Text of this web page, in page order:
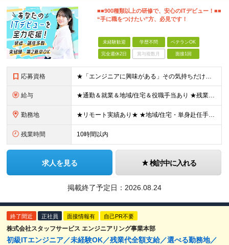
■■900種類以上の研修で、安心のITデビュー！■■
“手に職をつけたい”方、必見です！
未経験歓迎 学歴不問 ベテランOK
完全週休2日 賞与複数月 面接1回
応募資格 ★「エンジニアに興味がある」その気持ちだけでOK！ ■学歴不問 ■IT知識・実務経験は一切不問！未経験・第二新卒大歓迎 ★ITサポート・IT事務やエンジニアの経験をお持ちの方は優遇します！ 地方在住
給与 ★通勤＆就業＆地域/住宅＆役職手当あり ★残業代は全額支給 ★選べる給与制度あり！ ■東京・神奈川・千葉・埼玉勤務の場合 月給24.5万円～55万円＋諸手当 （残業代は全額支給） (20,000円の
勤務地 ★リモート実績あり★ ★地域/住宅・単身赴任手当などサポートも万全 ★転任費用や寮・社宅制度も完備しています ★勤務地については希望を考慮の上、決定します 『地元で働きたい』『新天地で挑戦したい』と
残業時間 10時間以内
求人を見る 検討中に入れる
掲載終了予定日： 2026.08.24
終了間近 正社員 面接情報有 自己PR不要
株式会社スタッフサービス エンジニアリング事業本部
初級ITエンジニア／未経験OK／残業代全額支給／選べる勤務地／